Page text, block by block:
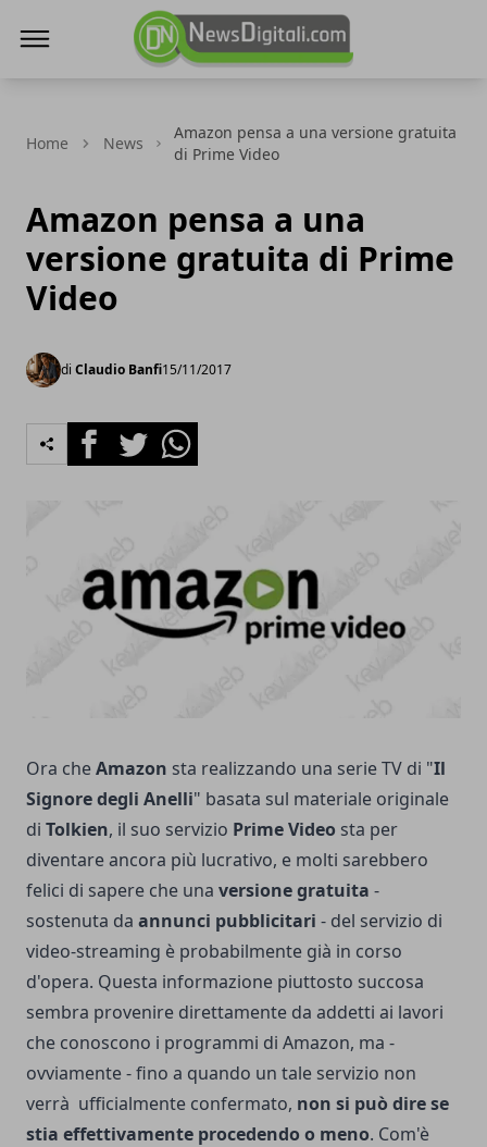
Home News
Amazon pensa a una versione gratuita
di Prime Video
Amazon pensa a una
versione gratuita di Prime
Video
di Claudio Banfi15/11/2017
FacebookTwitterWhatsapp
Ora cheAmazon sta realizzando una serie TV di "Il
Signore degli Anelli" basata sul materiale originale
di Tolkien, il suo servizio Prime Video sta per
diventare ancora più lucrativo, e molti sarebbero
felici di sapere che una versione gratuita -
sostenuta da annunci pubblicitari - del servizio di
video-streaming è probabilmente già in corso
d'opera. Questa informazione piuttosto succosa
sembra provenire direttamente da addetti ai lavori
che conoscono i programmi di Amazon, ma -
ovviamente - fino a quando un tale servizio non
verrà ufficialmente confermato, non si può dire se
stia effettivamente procedendo o meno. Com'è